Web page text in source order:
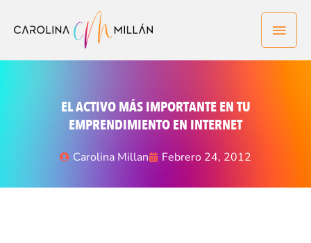
EL ACTIVO MÁS IMPORTANTE EN TU
EMPRENDIMIENTO EN INTERNET
Carolina Millan Febrero 24, 2012